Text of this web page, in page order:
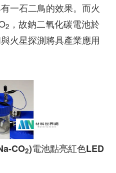
一石二鳥的效果。而火
2 ，故鈉二氧化碳電池於
火星探測將具產業應用
CO2)電池點亮紅色LED